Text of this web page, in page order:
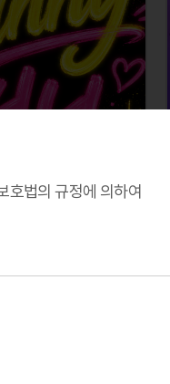
호법의 규정에 의하여